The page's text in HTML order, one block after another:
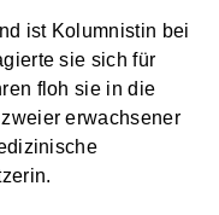
ist Kolumnistin bei
sie sich für
floh sie in die
erwachsener